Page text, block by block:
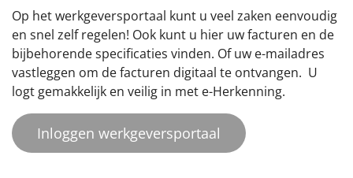
Werkgevers
Mijn bedrijf
Gegevens aanleveren
Factuur en premie
Op het werkgeversportaal kunt u veel zaken eenvoudig
en snel zelf regelen! Ook kunt u hier uw facturen en de
bijbehorende specificaties vinden. Of uw e-mailadres
vastleggen om de facturen digitaal te ontvangen. U
logt gemakkelijk en veilig in met e-Herkenning.
Inloggen werkgeversportaal